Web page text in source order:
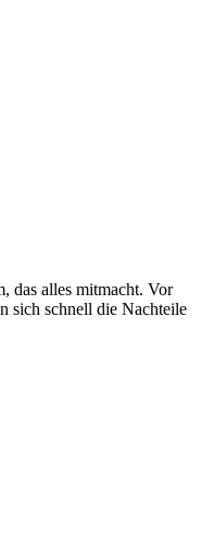
das alles mitmacht. Vor
sich schnell die Nachteile